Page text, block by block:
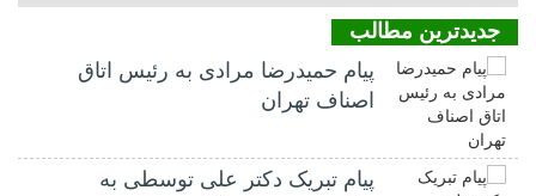
جدیدترین مطالب
پیام حمیدرضا مرادی به رئیس اتاق
اصناف تهران
پیام تبریک دکتر علی توسطی به